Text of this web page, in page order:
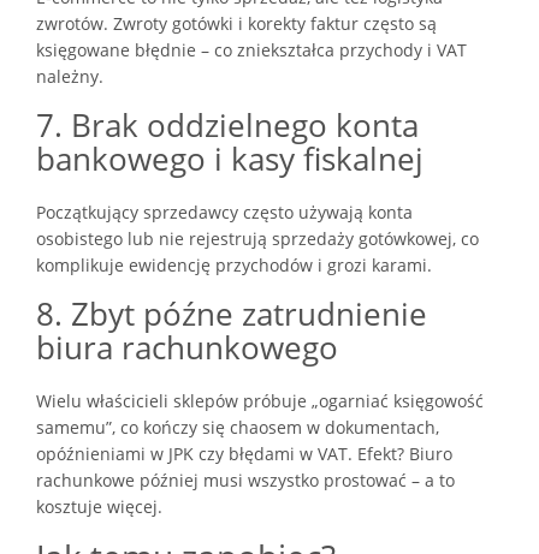
zwrotów. Zwroty gotówki i korekty faktur często są
księgowane błędnie – co zniekształca przychody i VAT
należny.
7. Brak oddzielnego konta
bankowego i kasy fiskalnej
Początkujący sprzedawcy często używają konta
osobistego lub nie rejestrują sprzedaży gotówkowej, co
komplikuje ewidencję przychodów i grozi karami.
8. Zbyt późne zatrudnienie
biura rachunkowego
Wielu właścicieli sklepów próbuje „ogarniać księgowość
samemu”, co kończy się chaosem w dokumentach,
opóźnieniami w JPK czy błędami w VAT. Efekt? Biuro
rachunkowe później musi wszystko prostować – a to
kosztuje więcej.